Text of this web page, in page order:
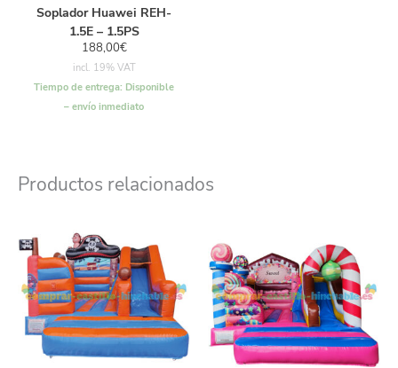
Soplador Huawei REH-
1.5E – 1.5PS
188,00€
incl. 19% VAT
Tiempo de entrega: Disponible
– envío inmediato
Productos relacionados